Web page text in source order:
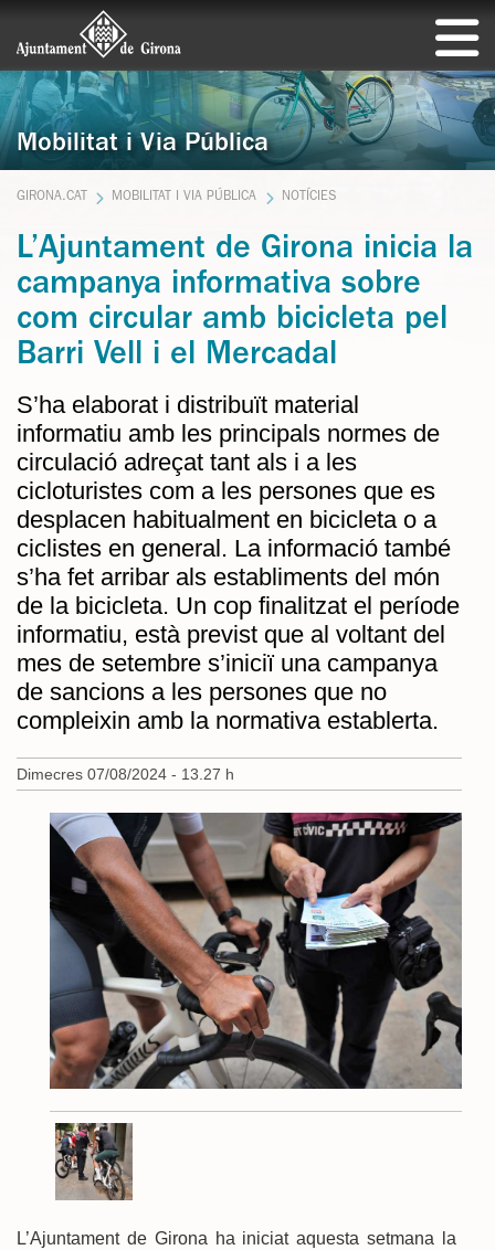
Mobilitat i Via Pública
GIRONA.CAT MOBILITAT I VIA PÚBLICA NOTÍCIES
L’Ajuntament de Girona inicia la
campanya informativa sobre
com circular amb bicicleta pel
Barri Vell i el Mercadal
S’ha elaborat i distribuït material
informatiu amb les principals normes de
circulació adreçat tant als i a les
cicloturistes com a les persones que es
desplacen habitualment en bicicleta o a
ciclistes en general. La informació també
s’ha fet arribar als establiments del món
de la bicicleta. Un cop finalitzat el període
informatiu, està previst que al voltant del
mes de setembre s’iniciï una campanya
de sancions a les persones que no
compleixin amb la normativa establerta.
Dimecres 07/08/2024 - 13.27 h
L’Ajuntament de Girona ha iniciat aquesta setmana la